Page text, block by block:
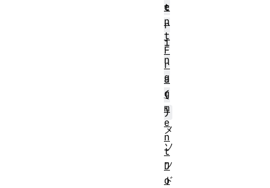
t
r
i
n
g
(
)
メ
ソ
ッ
ド
e
n
t
F
r
a
g
m
e
n
t
D
o